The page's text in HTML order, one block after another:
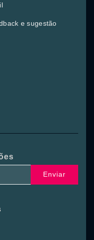
e sugestão
Enviar